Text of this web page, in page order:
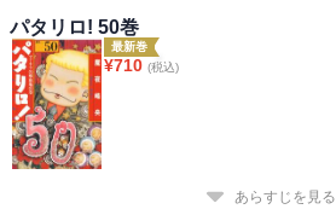
パタリロ! 50巻
最新巻
¥710 (税込)
あらすじを見る